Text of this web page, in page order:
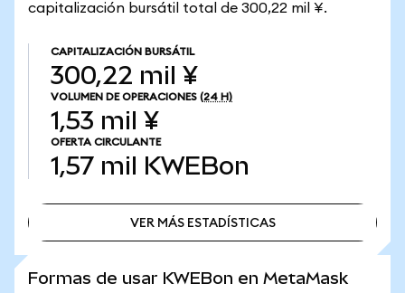
capitalización bursátil total de 300,22 mil ¥.
CAPITALIZACIÓN BURSÁTIL
300,22 mil ¥
VOLUMEN DE OPERACIONES (24 H)
1,53 mil ¥
OFERTA CIRCULANTE
1,57 mil KWEBon
VER MÁS ESTADÍSTICAS
Formas de usar KWEBon en MetaMask